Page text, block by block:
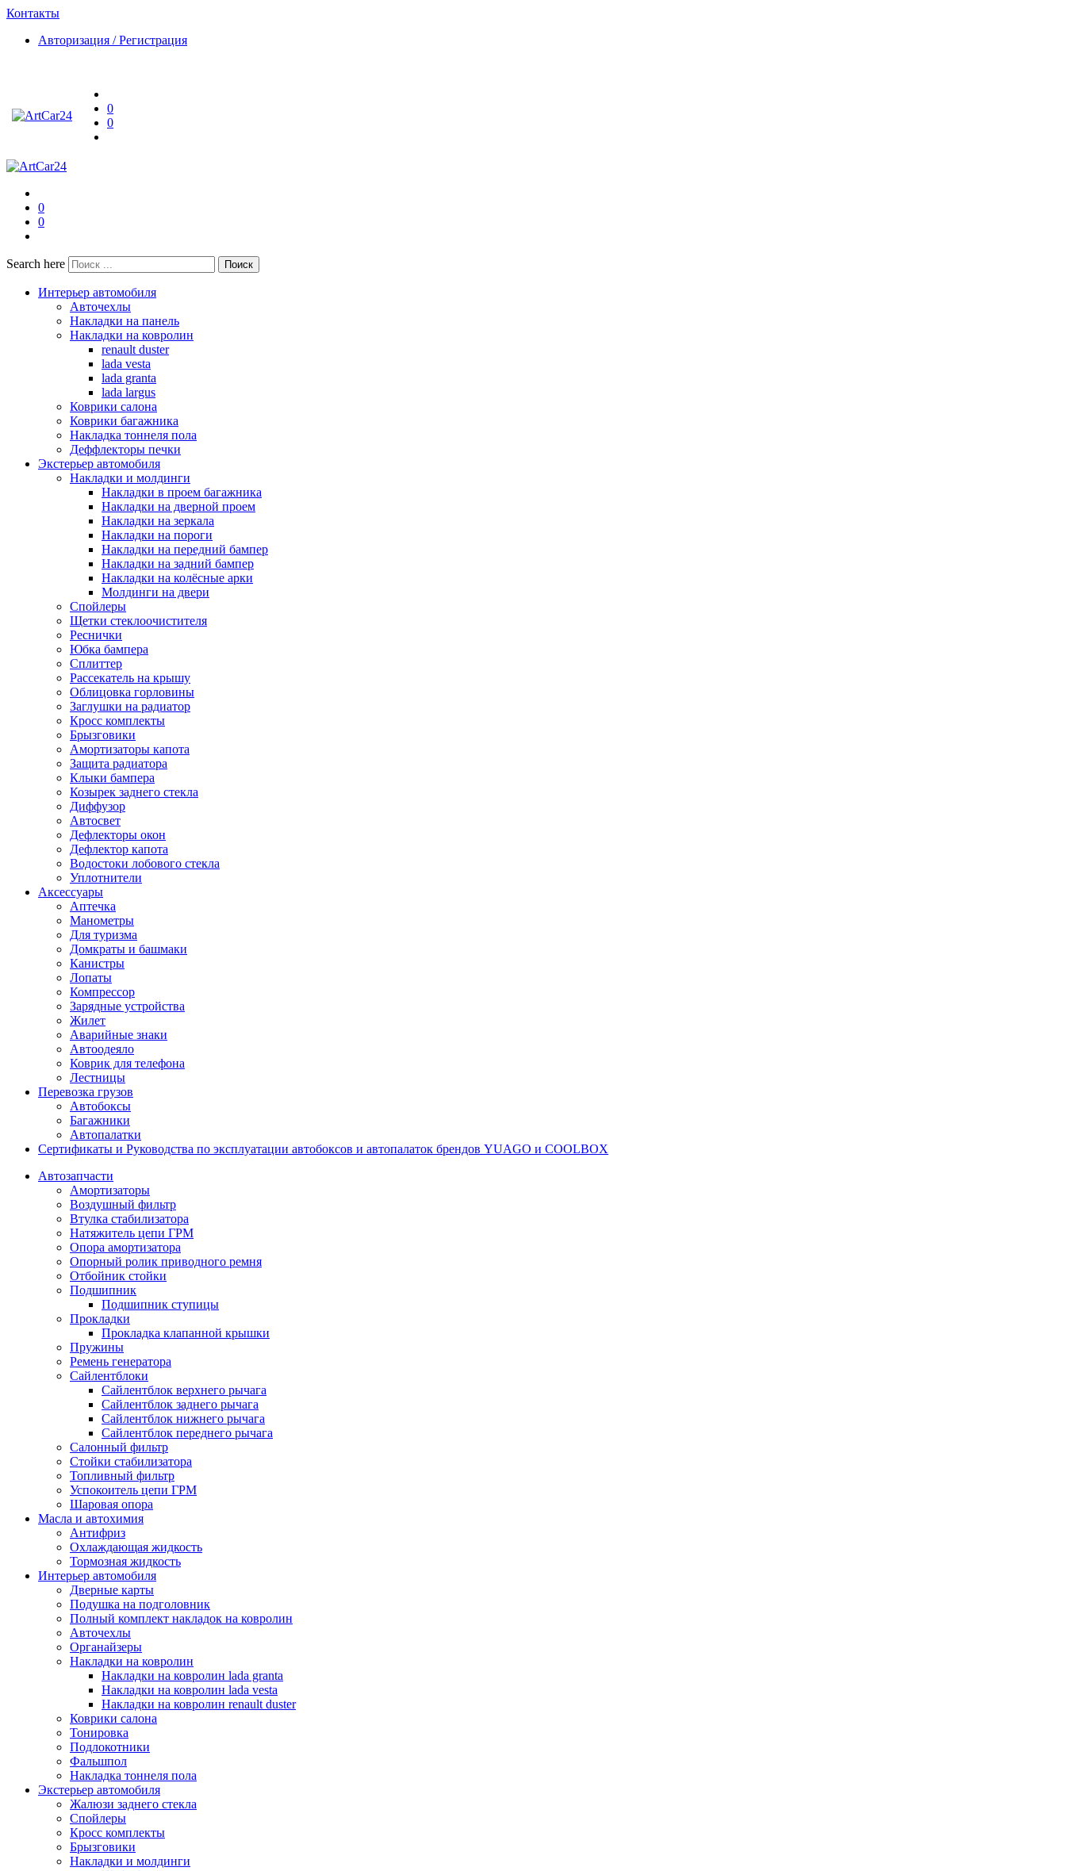
Контакты
Авторизация / Регистрация
0
0
0
0
Search here Поиск
Интерьер автомобиля
Авточехлы
Накладки на панель
Накладки на ковролин
renault duster
lada vesta
lada granta
lada largus
Коврики салона
Коврики багажника
Накладка тоннеля пола
Деффлекторы печки
Экстерьер автомобиля
Накладки и молдинги
Накладки в проем багажника
Накладки на дверной проем
Накладки на зеркала
Накладки на пороги
Накладки на передний бампер
Накладки на задний бампер
Накладки на колёсные арки
Молдинги на двери
Спойлеры
Щетки стеклоочистителя
Реснички
Юбка бампера
Сплиттер
Рассекатель на крышу
Облицовка горловины
Заглушки на радиатор
Кросс комплекты
Брызговики
Амортизаторы капота
Защита радиатора
Клыки бампера
Козырек заднего стекла
Диффузор
Автосвет
Дефлекторы окон
Дефлектор капота
Водостоки лобового стекла
Уплотнители
Аксессуары
Аптечка
Манометры
Для туризма
Домкраты и башмаки
Канистры
Лопаты
Компрессор
Зарядные устройства
Жилет
Аварийные знаки
Автоодеяло
Коврик для телефона
Лестницы
Перевозка грузов
Автобоксы
Багажники
Автопалатки
Сертификаты и Руководства по эксплуатации автобоксов и автопалаток брендов YUAGO и COOLBOX
Автозапчасти
Амортизаторы
Воздушный фильтр
Втулка стабилизатора
Натяжитель цепи ГРМ
Опора амортизатора
Опорный ролик приводного ремня
Отбойник стойки
Подшипник
Подшипник ступицы
Прокладки
Прокладка клапанной крышки
Пружины
Ремень генератора
Сайлентблоки
Сайлентблок верхнего рычага
Сайлентблок заднего рычага
Сайлентблок нижнего рычага
Сайлентблок переднего рычага
Салонный фильтр
Стойки стабилизатора
Топливный фильтр
Успокоитель цепи ГРМ
Шаровая опора
Масла и автохимия
Антифриз
Охлаждающая жидкость
Тормозная жидкость
Интерьер автомобиля
Дверные карты
Подушка на подголовник
Полный комплект накладок на ковролин
Авточехлы
Органайзеры
Накладки на ковролин
Накладки на ковролин lada granta
Накладки на ковролин lada vesta
Накладки на ковролин renault duster
Коврики салона
Тонировка
Подлокотники
Фальшпол
Накладка тоннеля пола
Экстерьер автомобиля
Жалюзи заднего стекла
Спойлеры
Кросс комплекты
Брызговики
Накладки и молдинги